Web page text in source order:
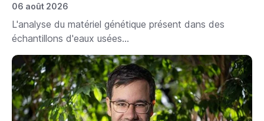
06 août 2026
L'analyse du matériel génétique présent dans des
échantillons d'eaux usées...